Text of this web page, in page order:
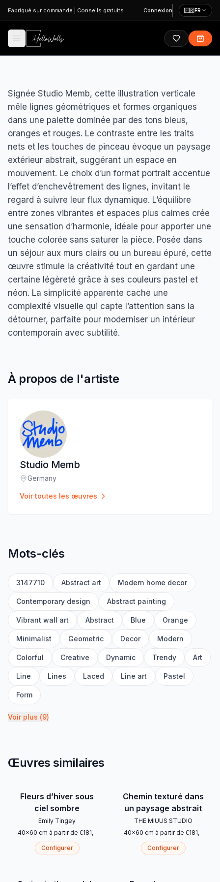
Aller au contenu principal
Fabriqué sur commande Conseils gratuits Connexion 🇫🇷FR
Signée Studio Memb, cette illustration verticale
mêle lignes géométriques et formes organiques
dans une palette dominée par des tons bleus,
oranges et rouges. Le contraste entre les traits
nets et les touches de pinceau évoque un paysage
extérieur abstrait, suggérant un espace en
mouvement. Le choix d’un format portrait accentue
l’effet d’enchevêtrement des lignes, invitant le
regard à suivre leur flux dynamique. L’équilibre
entre zones vibrantes et espaces plus calmes crée
une sensation d’harmonie, idéale pour apporter une
touche colorée sans saturer la pièce. Posée dans
un séjour aux murs clairs ou un bureau épuré, cette
œuvre stimule la créativité tout en gardant une
certaine légèreté grâce à ses couleurs pastel et
néon. La simplicité apparente cache une
complexité visuelle qui capte l’attention sans la
détourner, parfaite pour moderniser un intérieur
contemporain avec subtilité.
À propos de l'artiste
Studio Memb
Lieu:
Germany
Voir toutes les œuvres
Mots-clés
3147710 Abstract art Modern home decor
Contemporary design Abstract painting
Vibrant wall art Abstract Blue Orange
Minimalist Geometric Decor Modern
Colorful Creative Dynamic Trendy Art
Line Lines Laced Line art Pastel
Form
Voir plus (9)
Œuvres similaires
Fleurs d’hiver sous
ciel sombre
Emily Tingey
40x60 cm à partir de €181,-
Configurer
Chemin texturé dans
un paysage abstrait
THE MIUUS STUDIO
40x60 cm à partir de €181,-
Configurer